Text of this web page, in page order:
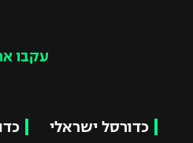
עקבו
כדורסל ישראלי